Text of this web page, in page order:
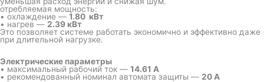
отребляемая мощность:
• охлаждение — 1.80 кВт
• нагрев — 2.39 кВт
Это позволяет системе работать экономично и эффективно даже
при длительной нагрузке.
Электрические параметры
• максимальный рабочий ток — 14.61 А
• рекомендованный номинал автомата защиты — 20 А